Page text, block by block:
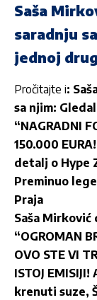
Saša
saradnju
jednoj
Pročitajte i:
sa njim:
“NAGRADNI
150.000
detalj o Hype
Preminuo
Praja
Saša
“OGROMAN
OVO STE VI
ISTOJ
krenuti suze,